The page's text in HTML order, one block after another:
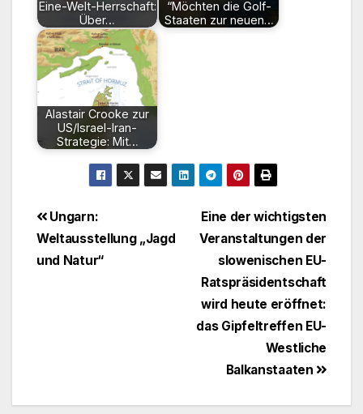
Eine-Welt-Herrschaft:
Über…
“Möchten die Golf-
Staaten zur neuen…
Alastair Crooke zur
US/Israel-Iran-
Strategie: Mit…
Beitragsnavigation
Eine der wichtigsten
Veranstaltungen der
slowenischen EU-
Ratspräsidentschaft
wird heute eröffnet:
das Gipfeltreffen EU-
Westliche
Balkanstaaten
Ungarn:
Weltausstellung „Jagd
und Natur“